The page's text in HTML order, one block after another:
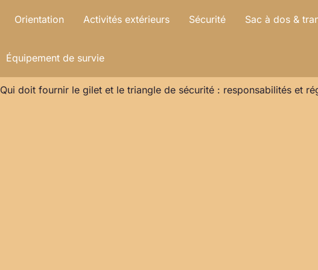
Orientation Activités extérieurs Sécurité Sac à dos &
Équipement de survie
Qui doit fournir le gilet et le triangle de sécurité : responsabilités et